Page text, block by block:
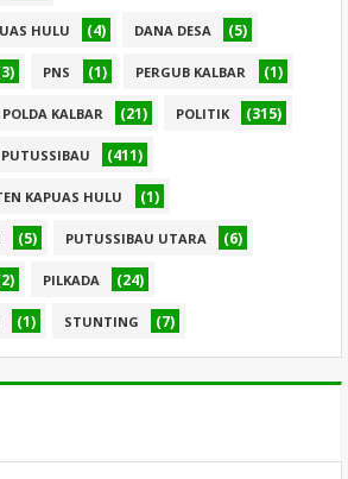
HULU (4) DANA DESA (5)
PNS (1) PERGUB KALBAR (1)
POLDA KALBAR (21) POLITIK (315)
PUTUSSIBAU (411)
KAPUAS HULU (1)
(5) PUTUSSIBAU UTARA (6)
PILKADA (24)
(1) STUNTING (7)